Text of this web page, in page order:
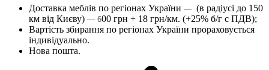
Доставка меблів по регіонах України — (в радіусі до 150
км від Києву) — 600 грн + 18 грн/км. (+25% б/г с ПДВ);
Вартість збирання по регіонах України прораховується
індивідуально.
Нова пошта.